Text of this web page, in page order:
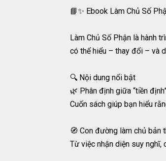
📘✨ Ebook Làm Chủ Số
Làm Chủ Số Phận là hành
có thể hiểu – thay đổi – và
🔍 Nội dung nổi bật
🌿 Phân định giữa “tiền
Cuốn sách giúp bạn hiểu
🧭 Con đường làm chủ bản
Từ việc nhận diện suy